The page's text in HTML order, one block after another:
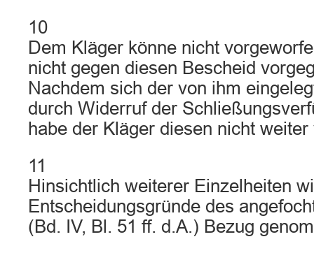
10
Dem Kläger könne nicht
nicht gegen diesen Bescheid
Nachdem sich der von ihm
durch Widerruf der
habe der Kläger diesen nicht
11
Hinsichtlich weiterer Einzelheiten
Entscheidungsgründe des
(Bd. IV, Bl. 51 ff. d.A.) Bezug